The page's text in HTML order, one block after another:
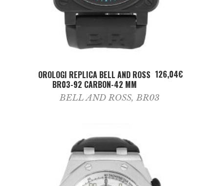
ADD TO CART
OROLOGI REPLICA BELL AND ROSS
BR03-92 CARBON-42 MM
126,04€
BELL AND ROSS,BR03